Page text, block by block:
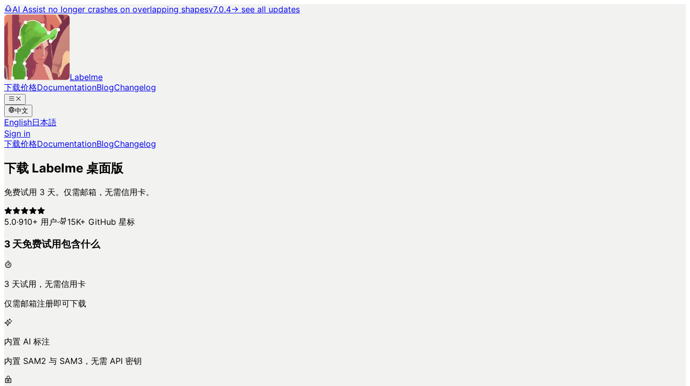
AI Assist no longer crashes on overlapping shapesv7.0.4→ see all updates
Labelme
下载价格DocumentationBlogChangelog
中文
English日本語
Sign in
下载价格DocumentationBlogChangelog
下载 Labelme 桌面版
免费试用 3 天。仅需邮箱，无需信用卡。
5.0·910+ 用户· 15K+ GitHub 星标
3 天免费试用包含什么
3 天试用，无需信用卡
仅需邮箱注册即可下载
内置 AI 标注
内置 SAM2 与 SAM3，无需 API 密钥